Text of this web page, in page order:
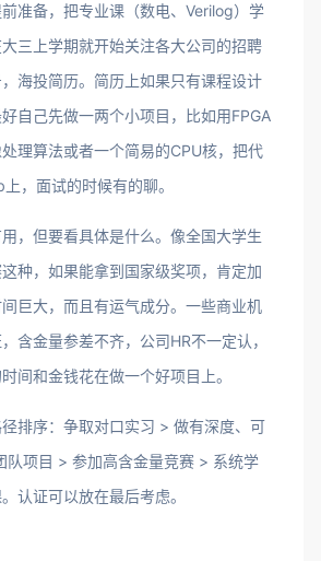
准备，把专业课（数电、Verilog）学
三上学期就开始关注各大公司的招聘
海投简历。简历上如果只有课程设计
自己先做一两个小项目，比如用FPGA
理算法或者一个简易的CPU核，把代
，面试的时候有的聊。
，但要看具体是什么。像全国大学生
种，如果能拿到国家级奖项，肯定加
巨大，而且有运气成分。一些商业机
含金量参差不齐，公司HR不一定认，
间和金钱花在做一个好项目上。
排序：争取对口实习 > 做有深度、可
队项目 > 参加高含金量竞赛 > 系统学
认证可以放在最后考虑。